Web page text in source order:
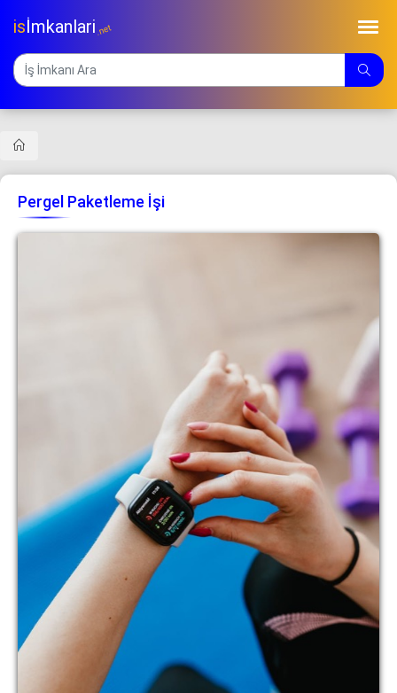
isİmkanlari.net
Pergel Paketleme İşi